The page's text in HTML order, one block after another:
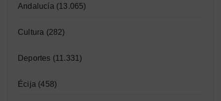
Andalucía (13.065)
Cultura (282)
Deportes (11.331)
Écija (458)